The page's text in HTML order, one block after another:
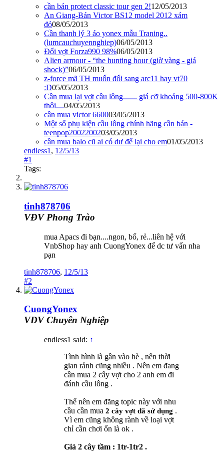
cần bán protect classic tour gen 2!12/05/2013
An Giang-Bán Victor BS12 model 2012 xám
đỏ08/05/2013
Cần thanh lý 3 áo yonex mẫu Traning..
(lumcauchuyennghiep)06/05/2013
Đổi vợt Forza990 98%06/05/2013
Alien armour - “the hunting hour (giờ vàng - giá
shock)”06/05/2013
z-force mã TH muốn đổi sang arc11 hay vt70
:D05/05/2013
Cần mua lại vợt cầu lông....... giá cỡ khoảng 500-800K
thôi....04/05/2013
cần mua victor 660003/05/2013
Một số phụ kiện cầu lông chính hãng cần bán -
teenpop2002200203/05/2013
cần mua balo cũ ai có dư để lại cho em01/05/2013
endless1 , 12/5/13
#1
Tags:
tinh878706
VĐV Phong Trào
mua Apacs đi bạn....ngon, bổ, rẻ...liên hệ với
VnbShop hay anh CuongYonex để dc tư vấn nha
pạn
tinh878706, 12/5/13
#2
CuongYonex
VĐV Chuyên Nghiệp
endless1 said: ↑
Tình hình là gần vào hè , nên thời
gian rảnh cũng nhiều . Nên em đang
cần mua 2 cây vợt cho 2 anh em đi
đánh cầu lông .
Thế nên em đăng topic này với nhu
cầu cần mua 2 cây vợt đã sử dụng .
Vì em cũng không rành về loại vợt
chỉ cần chơi ổn là ok .
Giá 2 cây tầm : 1tr-1tr2 .